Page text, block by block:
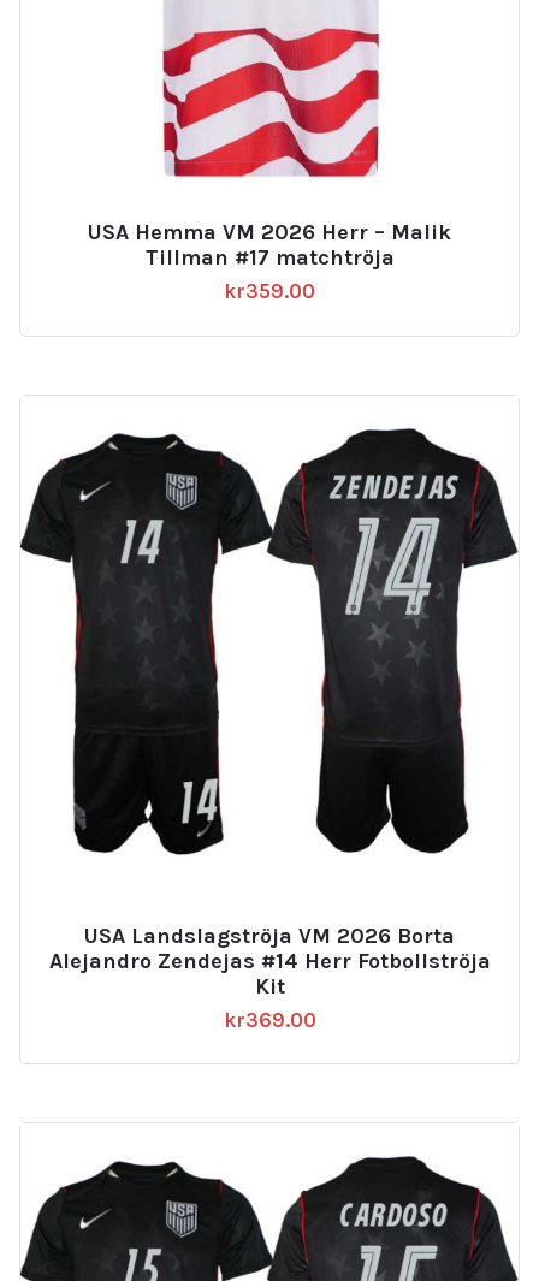
USA Hemma VM 2026 Herr – Malik
Tillman #17 matchtröja
kr359.00
USA Landslagströja VM 2026 Borta
Alejandro Zendejas #14 Herr Fotbollströja
Kit
kr369.00